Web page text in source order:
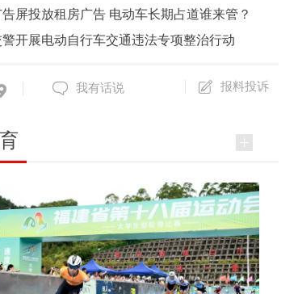
屏投放租房广告 电动车长期占道谁来管？
警开展电动自行车交通违法专项整治行动
我有话说 报料投诉